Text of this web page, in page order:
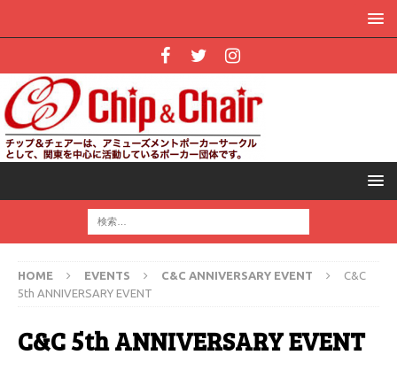
HOME EVENTS C&C ANNIVERSARY EVENT
C&C
5th ANNIVERSARY EVENT
C&C 5th ANNIVERSARY EVENT